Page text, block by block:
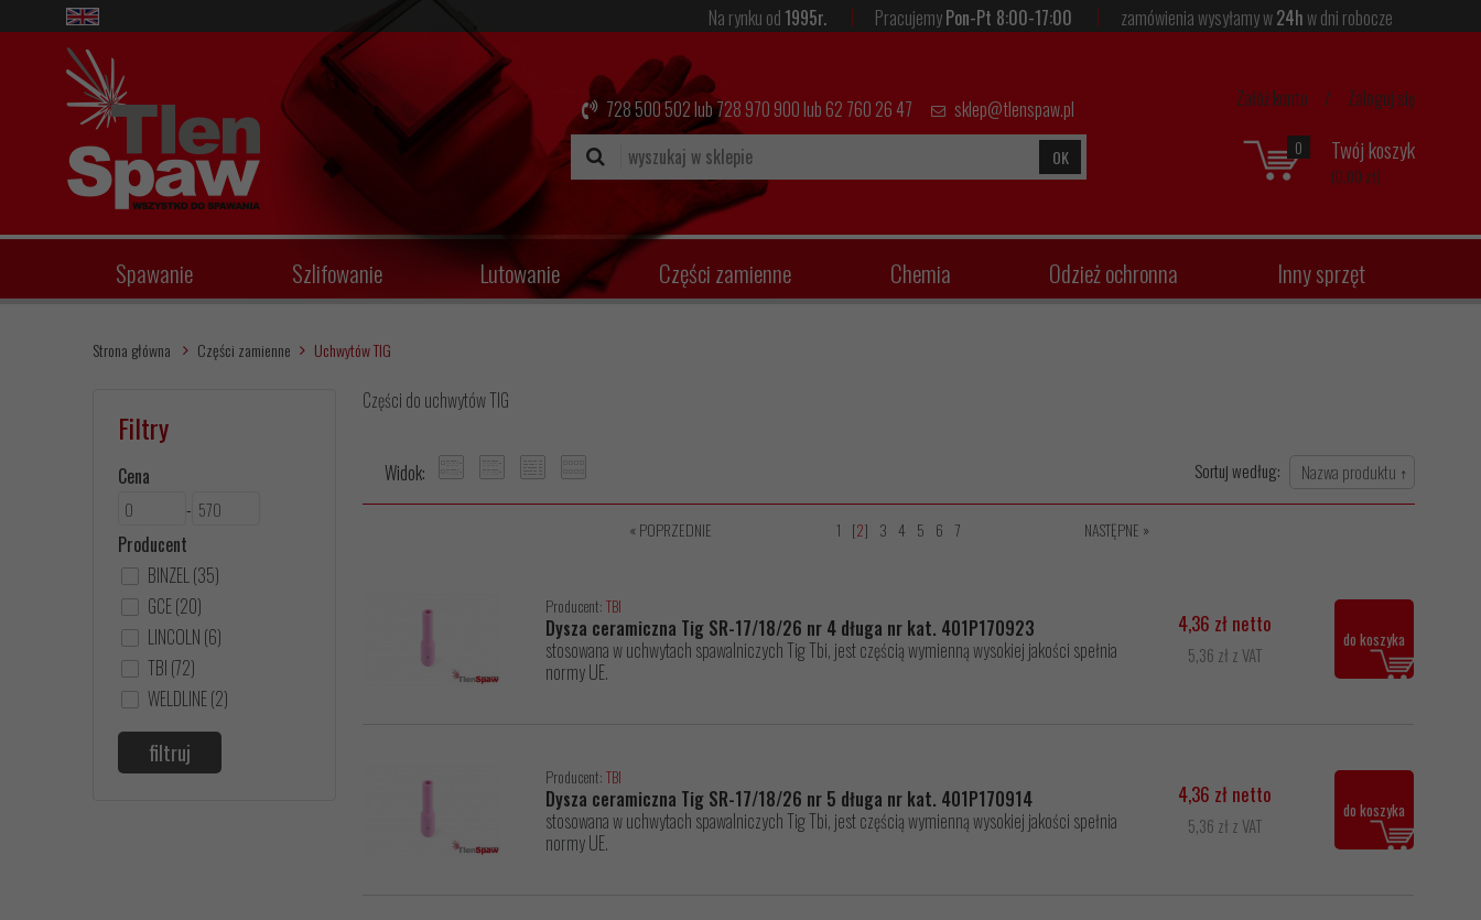
Na rynku od 1995r. PracujemyPon-Pt 8:00-17:00 zamówienia wysyłamy w24hw dni robocze
728 500 502lub728 970 900 lub 62 760 26 47 sklep@tlenspaw.pl
OK
Załóż konto / Zaloguj się
0 Twój koszyk
(0,00 zł)
Spawanie Szlifowanie Lutowanie Części zamienne Chemia Odzież ochronna Inny sprzęt
Strona główna Części zamienne Uchwytów TIG
Filtry
Cena
-
Producent
BINZEL (35)
GCE (20)
LINCOLN (6)
TBI (72)
WELDLINE (2)
Części do uchwytów TIG
Widok: Sortuj według:
« POPRZEDNIE 1 [2] 3 4 5 6 7 NASTĘPNE »
Producent:TBI
Dysza ceramiczna Tig SR-17/18/26 nr 4 długa nr kat. 401P170923
stosowana w uchwytach spawalniczych Tig Tbi, jest częścią wymienną wysokiej jakości spełnia
normy UE.
4,36 zł netto
5,36 zł z VAT
do koszyka
Producent:TBI
Dysza ceramiczna Tig SR-17/18/26 nr 5 długa nr kat. 401P170914
stosowana w uchwytach spawalniczych Tig Tbi, jest częścią wymienną wysokiej jakości spełnia
normy UE.
4,36 zł netto
5,36 zł z VAT
do koszyka